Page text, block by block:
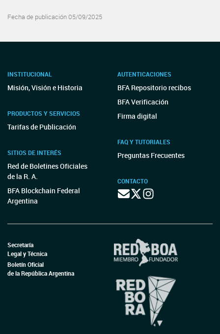
Fecha de publicación 05/09/2025
INSTITUCIONAL
Misión, Visión e Historia
PRODUCTOS Y SERVICIOS
Tarifas de Publicación
SITIOS DE INTERÉS
Red de Boletines Oficiales
de la R. A.
BFA Blockchain Federal
Argentina
AUTENTICACIONES
BFA Repositorio recibos
BFA Verificación
Firma digital
FAQ Y TUTORIALES
Preguntas Frecuentes
CONTACTO
Secretaría
Legal y Técnica
Boletín Oficial
de la República Argentina